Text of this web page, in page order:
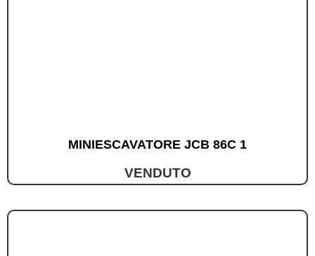
MINIESCAVATORE JCB 86C 1
VENDUTO